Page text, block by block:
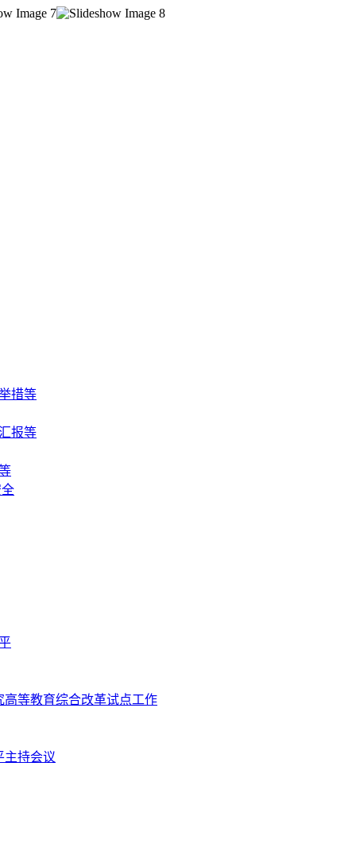
措等
报等
等教育综合改革试点工作
主持会议